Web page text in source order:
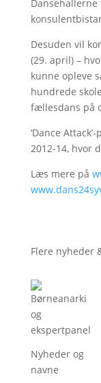
Desuden vil
(29. april) –
kunne opleve
hundrede
fællesdans på
‘Dance
2012-14, hvor
Læs mere på
Flere nyheder
Nyheder og
navne